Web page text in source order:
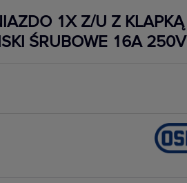
1X Z/U Z KLAPKĄ
ŚRUBOWE 16A 250V